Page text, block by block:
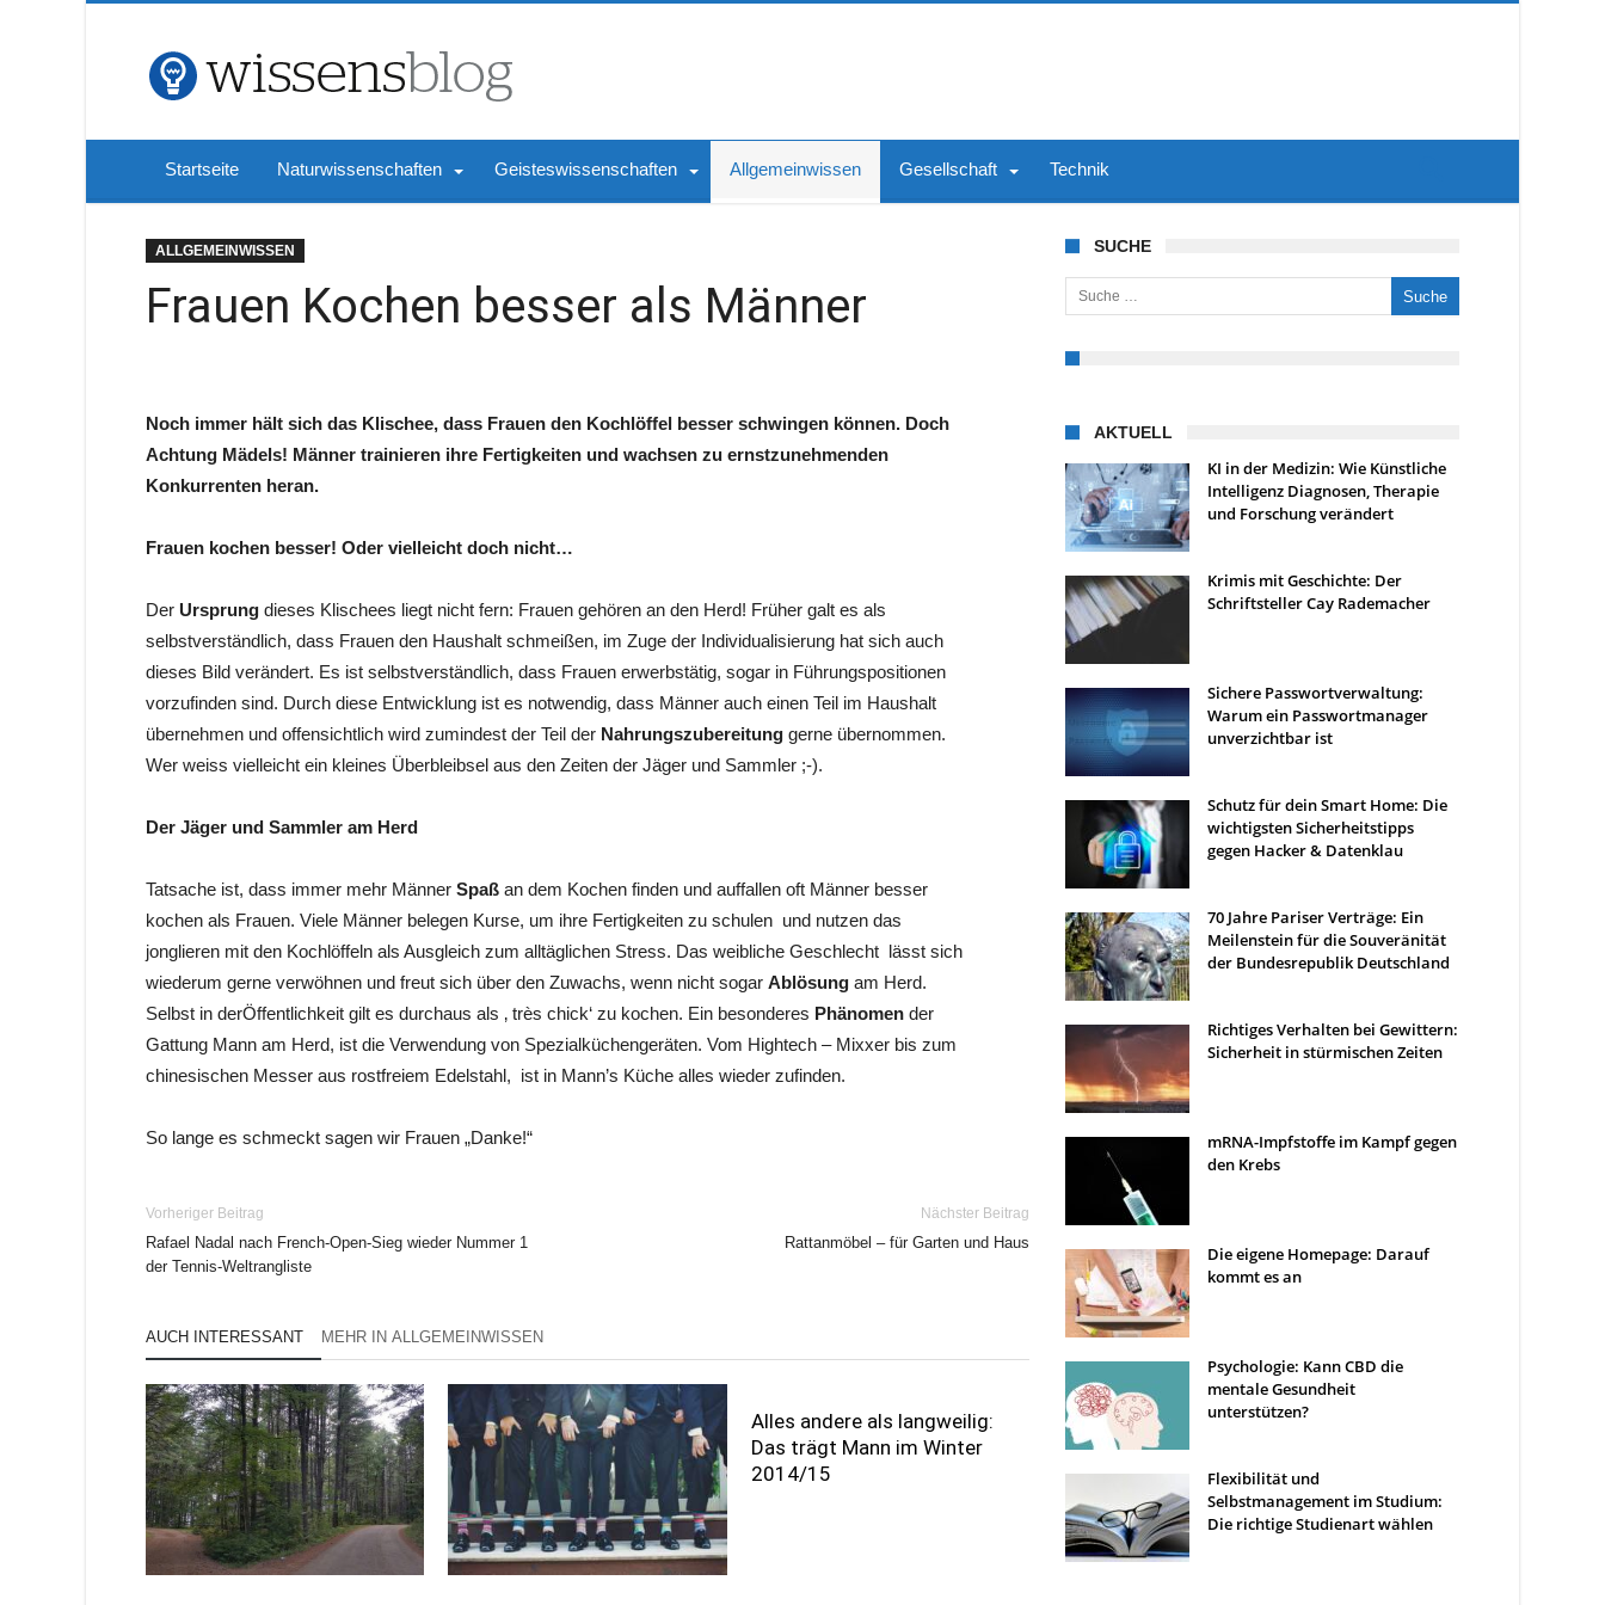
Startseite Naturwissenschaften Geisteswissenschaften Allgemeinwissen Gesellschaft Technik
ALLGEMEINWISSEN
Frauen Kochen besser als Männer
Noch immer hält sich das Klischee, dass Frauen den Kochlöffel besser schwingen können. Doch
Achtung Mädels! Männer trainieren ihre Fertigkeiten und wachsen zu ernstzunehmenden
Konkurrenten heran.
Frauen kochen besser! Oder vielleicht doch nicht…
Der Ursprung dieses Klischees liegt nicht fern: Frauen gehören an den Herd! Früher galt es als
selbstverständlich, dass Frauen den Haushalt schmeißen, im Zuge der Individualisierung hat sich auch
dieses Bild verändert. Es ist selbstverständlich, dass Frauen erwerbstätig, sogar in Führungspositionen
vorzufinden sind. Durch diese Entwicklung ist es notwendig, dass Männer auch einen Teil im Haushalt
übernehmen und offensichtlich wird zumindest der Teil der Nahrungszubereitung gerne übernommen.
Wer weiss vielleicht ein kleines Überbleibsel aus den Zeiten der Jäger und Sammler ;-).
Der Jäger und Sammler am Herd
Tatsache ist, dass immer mehr Männer Spaß an dem Kochen finden und auffallen oft Männer besser
kochen als Frauen. Viele Männer belegen Kurse, um ihre Fertigkeiten zu schulen und nutzen das
jonglieren mit den Kochlöffeln als Ausgleich zum alltäglichen Stress. Das weibliche Geschlecht lässt sich
wiederum gerne verwöhnen und freut sich über den Zuwachs, wenn nicht sogar Ablösung am Herd.
Selbst in derÖffentlichkeit gilt es durchaus als ‚ très chick‘ zu kochen. Ein besonderes Phänomen der
Gattung Mann am Herd, ist die Verwendung von Spezialküchengeräten. Vom Hightech – Mixxer bis zum
chinesischen Messer aus rostfreiem Edelstahl, ist in Mann’s Küche alles wieder zufinden.
So lange es schmeckt sagen wir Frauen „Danke!“
Vorheriger Beitrag
Rafael Nadal nach French-Open-Sieg wieder Nummer 1
der Tennis-Weltrangliste
Nächster Beitrag
Rattanmöbel – für Garten und Haus
AUCH INTERESSANT MEHR IN ALLGEMEINWISSEN
Alles andere als langweilig:
Das trägt Mann im Winter
2014/15
SUCHE
Suche nach:
AKTUELL
KI in der Medizin: Wie Künstliche
Intelligenz Diagnosen, Therapie
und Forschung verändert
Krimis mit Geschichte: Der
Schriftsteller Cay Rademacher
Sichere Passwortverwaltung:
Warum ein Passwortmanager
unverzichtbar ist
Schutz für dein Smart Home: Die
wichtigsten Sicherheitstipps
gegen Hacker & Datenklau
70 Jahre Pariser Verträge: Ein
Meilenstein für die Souveränität
der Bundesrepublik Deutschland
Richtiges Verhalten bei Gewittern:
Sicherheit in stürmischen Zeiten
mRNA-Impfstoffe im Kampf gegen
den Krebs
Die eigene Homepage: Darauf
kommt es an
Psychologie: Kann CBD die
mentale Gesundheit
unterstützen?
Flexibilität und
Selbstmanagement im Studium:
Die richtige Studienart wählen